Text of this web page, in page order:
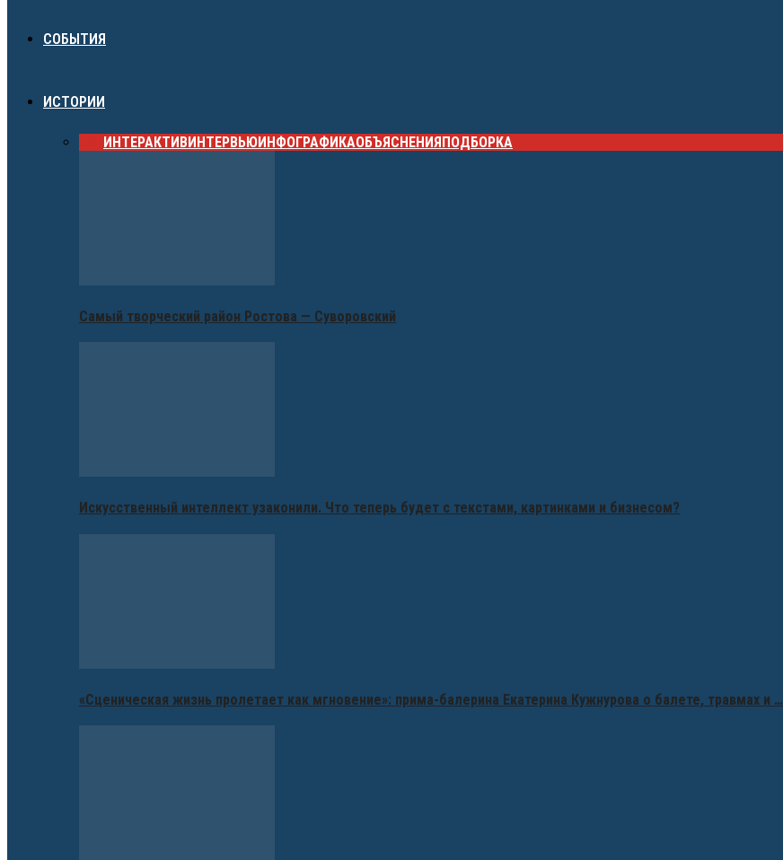
СОБЫТИЯ
ИСТОРИИ
ИНТЕРАКТИВИНТЕРВЬЮИНФОГРАФИКАОБЪЯСНЕНИЯПОДБОРКА
Самый творческий район Ростова — Суворовский
Искусственный интеллект узаконили. Что теперь будет с текстами, картинками и бизнесом?
«Сценическая жизнь пролетает как мгновение»: прима-балерина Екатерина Кужнурова о балете, травмах и …